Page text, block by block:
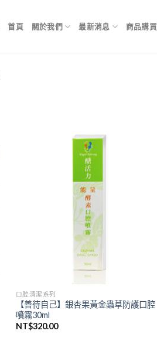
首頁 關於我們 最新消息 商品購買
口腔清潔系列
【善待自己】銀杏果黃金蟲草防護口腔
噴霧30ml
NT$320.00